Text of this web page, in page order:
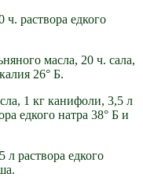
ч. раствора едко­го
масла, 20 ч. сала,
26° Б.
1 кг канифо­ли, 3,5 л
едкого на­тра 38° Б и
л раствора едко­го